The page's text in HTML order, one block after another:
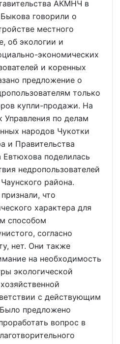
АКМНЧ в
говорили о
местного
об экологии и
экономических
и коренных
предложение о
только
купли-продажи. На
Управления по делам
народов Чукотки
и Правительства
Евтюхова поделилась
недропользователей
района.
что
характера для
способом
согласно
нет. Они также
на необходимость
экологической
с действующим
предложено
вопрос в